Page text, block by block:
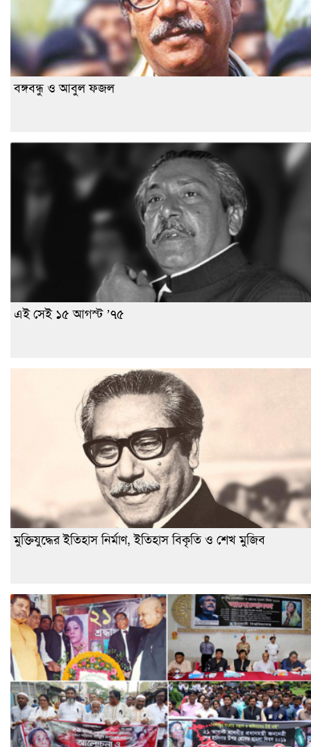
বঙ্গবন্ধু ও আবুল ফজল
এই সেই ১৫ আগস্ট ’৭৫
মুক্তিযুদ্ধের ইতিহাস নির্মাণ, ইতিহাস বিকৃতি ও শেখ মুজিব